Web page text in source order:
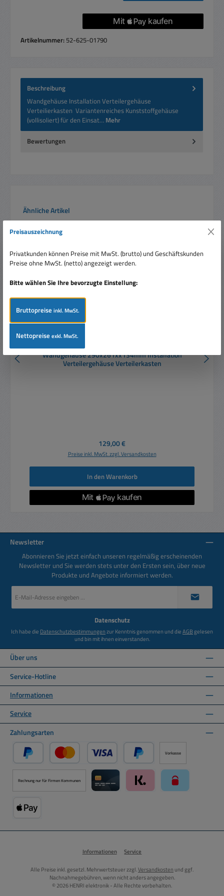
Artikelnummer: 52-625-01790
Beschreibung
Wandgehäuse Installation Verteilergehäuse
Verteilierkasten Variantenreiches Kunststoffgehäuse
(vollisoliert) für den Einsat… Mehr
Bewertungen
Produktgalerie überspringen
Ähnliche Artikel
Wandgehäuse 290x261xx134mm Installation
Verteilergehäuse Verteilerkasten
Regulärer Preis:
129,00 €
Preise inkl. MwSt. zzgl. Versandkosten
In den Warenkorb
Newsletter
Abonnieren Sie jetzt einfach unseren regelmäßig erscheinenden
Newsletter und Sie werden stets unter den Ersten sein, über neue
Produkte und Angebote informiert werden.
Mail-
Datenschutz
Ich habe die Datenschutzbestimmungenzur Kenntnis genommen und dieAGBgelesen
und bin mit ihnen einverstanden.
Über uns
Service-Hotline
Informationen
Service
Zahlungsarten
PayPal Kredit- oder Debitkarte über PayPal
Später Bezahlen über PayPal
Vorkasse
Rechnung nur für Firmen Kommunen
Informationen Service
Alle Preise inkl. gesetzl. Mehrwertsteuer zzgl.Versandkosten und ggf.
Nachnahmegebühren, wenn nicht anders angegeben.
© 2026 HENRI elektronik - Alle Rechte vorbehalten.
Preisauszeichnung
Privatkunden können Preise mit MwSt. (brutto) und Geschäftskunden
Preise ohne MwSt. (netto) angezeigt werden.
Bitte wählen Sie Ihre bevorzugte Einstellung:
Bruttopreiseinkl. MwSt.
Nettopreiseexkl. MwSt.